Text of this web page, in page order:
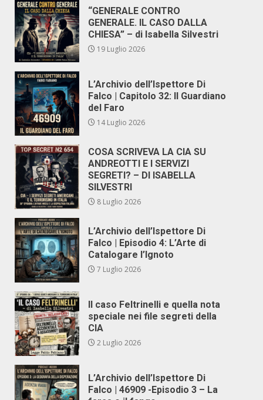
“GENERALE CONTRO
GENERALE. IL CASO DALLA
CHIESA” – di Isabella Silvestri
19 Luglio 2026
L’Archivio dell’Ispettore Di
Falco | Capitolo 32: Il Guardiano
del Faro
14 Luglio 2026
COSA SCRIVEVA LA CIA SU
ANDREOTTI E I SERVIZI
SEGRETI? – DI ISABELLA
SILVESTRI
8 Luglio 2026
L’Archivio dell’Ispettore Di
Falco | Episodio 4: L’Arte di
Catalogare l’Ignoto
7 Luglio 2026
Il caso Feltrinelli e quella nota
speciale nei file segreti della
CIA
2 Luglio 2026
L’Archivio dell’Ispettore Di
Falco | 46909 -Episodio 3 – La